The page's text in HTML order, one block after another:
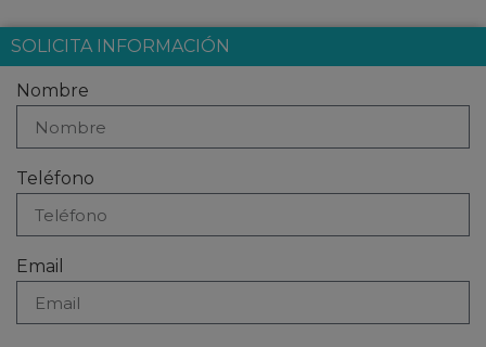
SOLICITA INFORMACIÓN
Nombre
Teléfono
Email